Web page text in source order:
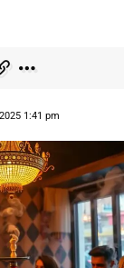
1:41 pm